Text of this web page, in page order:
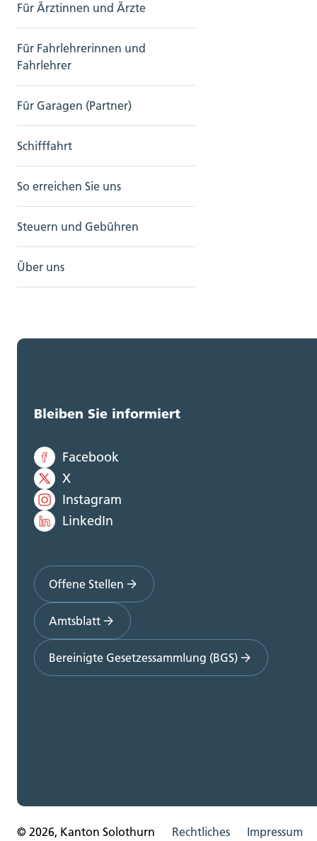
Für Ärztinnen und Ärzte
Für Fahrlehrerinnen und
Fahrlehrer
Für Garagen (Partner)
Schifffahrt
So erreichen Sie uns
Steuern und Gebühren
Über uns
Bleiben Sie informiert
Facebook
X
Instagram
LinkedIn
Offene Stellen
Amtsblatt
Bereinigte Gesetzessammlung (BGS)
© 2026, Kanton Solothurn Rechtliches Impressum